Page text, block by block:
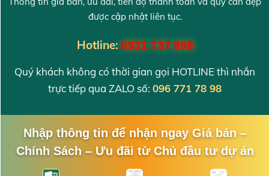
được cập nhật liên tục.
Hotline:0931 737 898
Quý khách không có thời gian gọi HOTLINE thì nhắn
trực tiếp qua ZALO số: 096 771 78 98
Nhập thông tin để nhận ngay Giá bán –
Chính Sách – Ưu đãi từ Chủ đầu tư dự án